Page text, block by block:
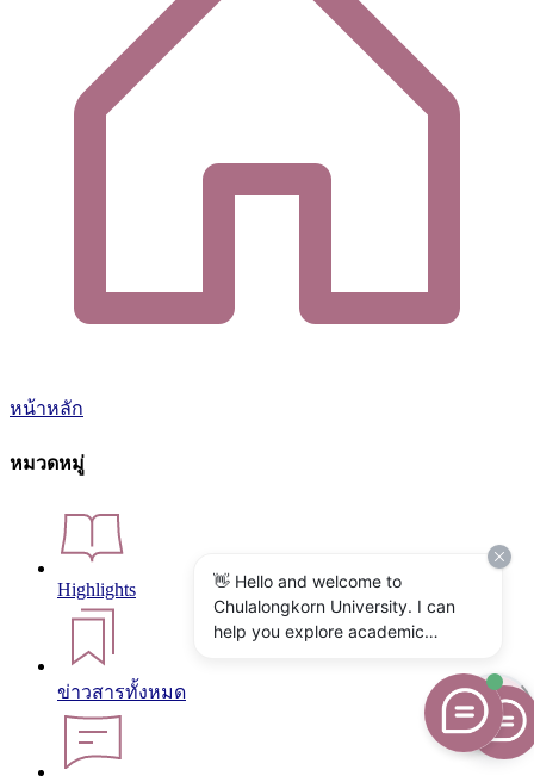
หน้าหลัก
หมวดหมู่
Highlights
ข่าวสารทั้งหมด
👋 Hello and welcome to
Chulalongkorn University. I can
help you explore academic